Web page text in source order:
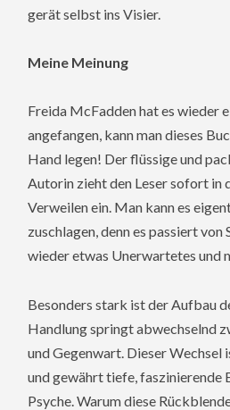
gerät selbst ins Visier.
Meine Meinung
Freida McFadden hat es wieder
angefangen, kann man dieses
Hand legen! Der flüssige und
Autorin zieht den Leser sofort in
Verweilen ein. Man kann es
zuschlagen, denn es passiert von
wieder etwas Unerwartetes und
Besonders stark ist der Aufbau
Handlung springt abwechselnd
und Gegenwart. Dieser Wechsel
und gewährt tiefe, faszinierende
Psyche. Warum diese